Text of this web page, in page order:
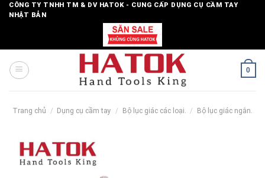
SkipCÔNG TY TNHH TM & DV HATOK - CUNG CẤP DỤNG CỤ CẦM TAY
NHẬT BẢN
0
Trang chủ / Dụng cụ cầm tay / Bộ lục giác các loại. / Bộ lục giác ngắn.